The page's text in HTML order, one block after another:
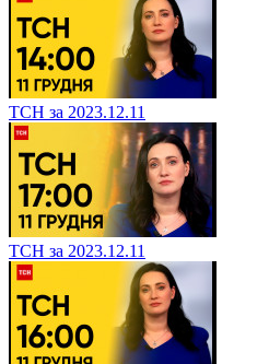
ТСН за 2023.12.11
ТСН за 2023.12.11